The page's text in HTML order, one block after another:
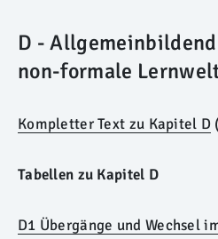
D -
non-formale
Kompletter Text zu Kapitel D
Tabellen zu Kapitel D
D1 Übergänge und Wechsel